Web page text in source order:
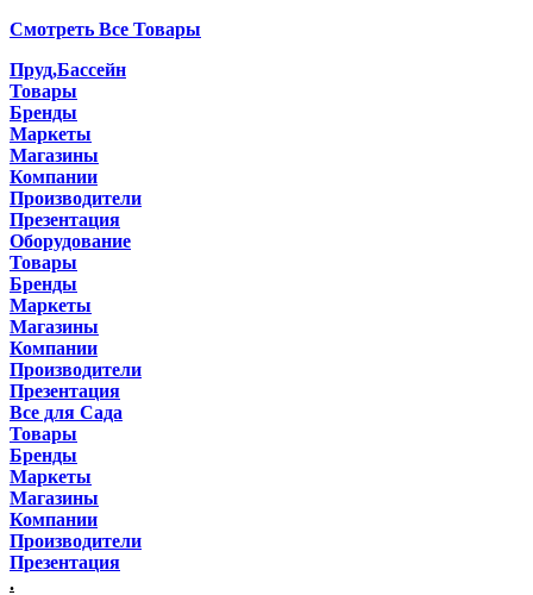
Смотреть Все Товары
Пруд,Бассейн
Товары
Бренды
Маркеты
Магазины
Компании
Производители
Презентация
Оборудование
Товары
Бренды
Маркеты
Магазины
Компании
Производители
Презентация
Все для Сада
Товары
Бренды
Маркеты
Магазины
Компании
Производители
Презентация
.